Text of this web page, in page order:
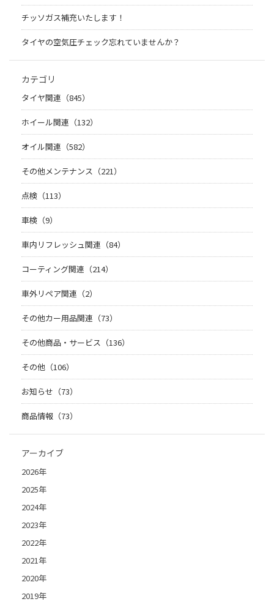
チッソガス補充いたします！
タイヤの空気圧チェック忘れていませんか？
カテゴリ
タイヤ関連（845）
ホイール関連（132）
オイル関連（582）
その他メンテナンス（221）
点検（113）
車検（9）
車内リフレッシュ関連（84）
コーティング関連（214）
車外リペア関連（2）
その他カー用品関連（73）
その他商品・サービス（136）
その他（106）
お知らせ（73）
商品情報（73）
アーカイブ
2026年
2025年
2024年
2023年
2022年
2021年
2020年
2019年